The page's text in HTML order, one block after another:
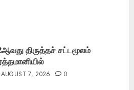
திருத்தச் சட்டமூலம்
AUGUST 7, 2026 0